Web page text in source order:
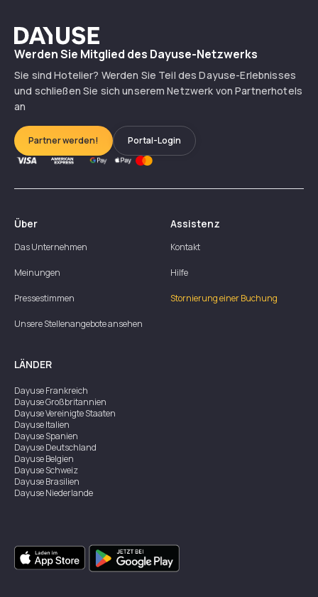
Dayuse
Werden Sie Mitglied des Dayuse-Netzwerks
Sie sind Hotelier? Werden Sie Teil des Dayuse-Erlebnisses
und schließen Sie sich unserem Netzwerk von Partnerhotels
an
Partner werden! Portal-Login
Über
Das Unternehmen
Meinungen
Pressestimmen
Unsere Stellenangebote ansehen
Assistenz
Kontakt
Hilfe
Stornierung einer Buchung
LÄNDER
DayuseFrankreich
DayuseGroßbritannien
DayuseVereinigte Staaten
DayuseItalien
DayuseSpanien
DayuseDeutschland
DayuseBelgien
DayuseSchweiz
DayuseBrasilien
DayuseNiederlande
DayuseKanada
DayuseSingapur
DayuseZweden